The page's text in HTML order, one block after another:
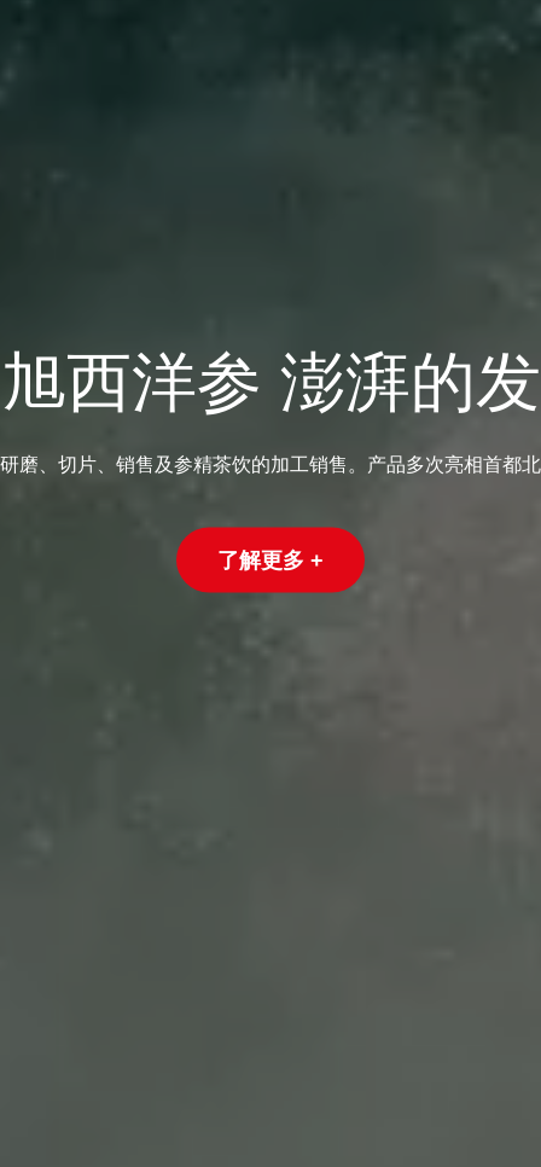
西洋参 澎湃的
磨、切片、销售及参精茶饮的加工销售。产品多次亮相首都
了解更多 +